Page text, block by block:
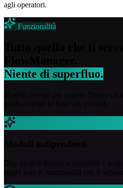
agli operatori.
Funzionalità
Niente di superfluo.